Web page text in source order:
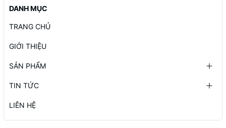
DANH MỤC
TRANG CHỦ
GIỚI THIỆU
SẢN PHẨM
TIN TỨC
LIÊN HỆ